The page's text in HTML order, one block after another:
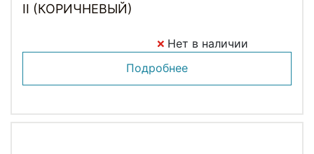
II (КОРИЧНЕВЫЙ)
Нет в наличии
Подробнее